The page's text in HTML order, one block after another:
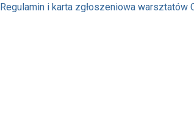
Regulamin i karta zgłoszeniowa warsztatów